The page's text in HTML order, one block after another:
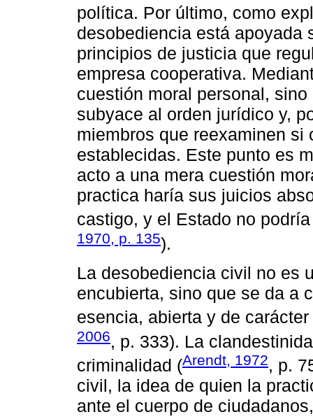
política. Por último, como
desobediencia está apoyada
principios de justicia que
empresa cooperativa.
cuestión moral personal,
subyace al orden jurídico y,
miembros que reexaminen
establecidas. Este punto es
acto a una mera cuestión
practica haría sus juicios
castigo, y el Estado no
1970, p. 135).
La desobediencia civil no es
encubierta, sino que se da a
esencia, abierta y de
2006, p. 333). La
criminalidad (Arendt, 1972, p.
civil, la idea de quien la
ante el cuerpo de